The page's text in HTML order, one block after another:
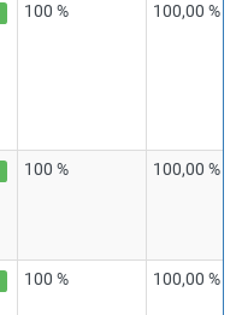
100 % 100,00 %
100 % 100,00 %
100 % 100,00 %